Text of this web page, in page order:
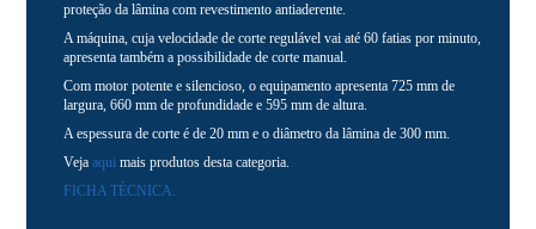
proteção da lâmina com revestimento antiaderente.
A máquina, cuja velocidade de corte regulável vai até 60 fatias por minuto,
apresenta também a possibilidade de corte manual.
Com motor potente e silencioso, o equipamento apresenta 725 mm de
largura, 660 mm de profundidade e 595 mm de altura.
A espessura de corte é de 20 mm e o diâmetro da lâmina de 300 mm.
Vejaaqui mais produtos desta categoria.
FICHA TÉCNICA.